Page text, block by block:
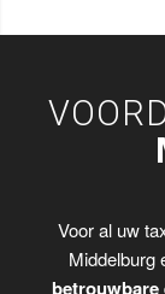
Voor al uw
Middelburg
betrouwbare